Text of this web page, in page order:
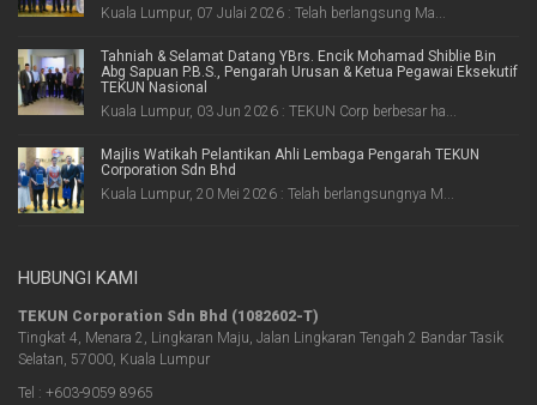
Kuala Lumpur, 07 Julai 2026 : Telah berlangsung Ma...
Tahniah & Selamat Datang YBrs. Encik Mohamad Shiblie Bin
Abg Sapuan P.B.S., Pengarah Urusan & Ketua Pegawai Eksekutif
TEKUN Nasional
Kuala Lumpur, 03 Jun 2026 : TEKUN Corp berbesar ha...
Majlis Watikah Pelantikan Ahli Lembaga Pengarah TEKUN
Corporation Sdn Bhd
Kuala Lumpur, 20 Mei 2026 : Telah berlangsungnya M...
HUBUNGI KAMI
TEKUN Corporation Sdn Bhd (1082602-T)
Tingkat 4, Menara 2, Lingkaran Maju, Jalan Lingkaran Tengah 2 Bandar Tasik
Selatan, 57000, Kuala Lumpur
Tel : +603-9059 8965